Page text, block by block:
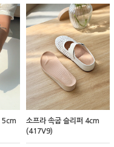
5cm
소프라 속굽 슬리퍼 4cm
(417V9)